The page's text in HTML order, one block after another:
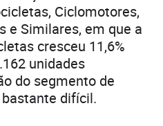
Ciclomotores,
e Similares, em que a
cresceu 11,6%
unidades
do segmento de
difícil.